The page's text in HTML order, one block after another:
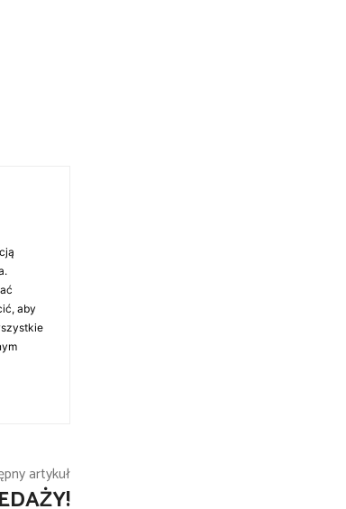
aby
artykuł